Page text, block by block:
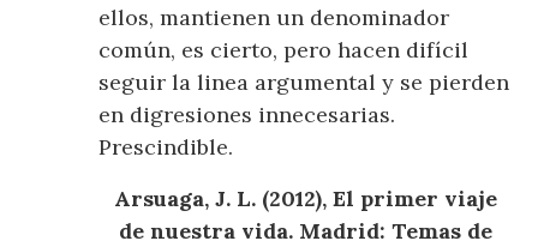
ellos, mantienen un denominador
común, es cierto, pero hacen difícil
seguir la linea argumental y se pierden
en digresiones innecesarias.
Prescindible.
Arsuaga, J. L. (2012), El primer viaje
de nuestra vida. Madrid: Temas de